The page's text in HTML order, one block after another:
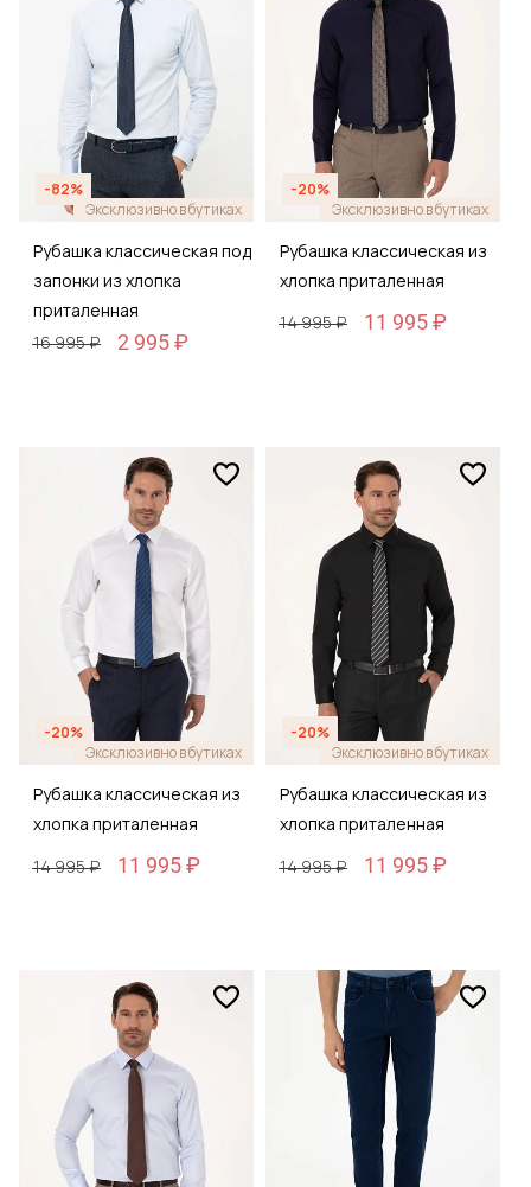
-82%
Эксклюзивно в бутиках
Рубашка классическая под
запонки из хлопка
приталенная
16 995 ₽
2 995 ₽
-20%
Эксклюзивно в бутиках
Рубашка классическая из
хлопка приталенная
14 995 ₽
11 995 ₽
-20%
Эксклюзивно в бутиках
Рубашка классическая из
хлопка приталенная
14 995 ₽
11 995 ₽
-20%
Эксклюзивно в бутиках
Рубашка классическая из
хлопка приталенная
14 995 ₽
11 995 ₽